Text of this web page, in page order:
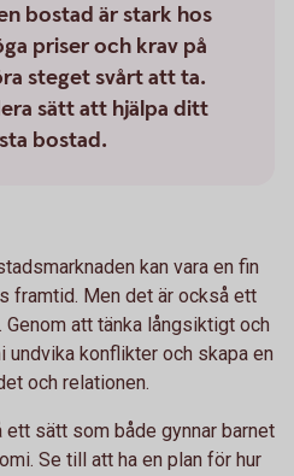
bostad är stark hos
priser och krav på
steget svårt att ta.
sätt att hjälpa ditt
bostad.
kan vara en fin
framtid. Men det är också ett
att tänka långsiktigt och
undvika konflikter och skapa en
och relationen.
sätt som både gynnar barnet
Se till att ha en plan för hur